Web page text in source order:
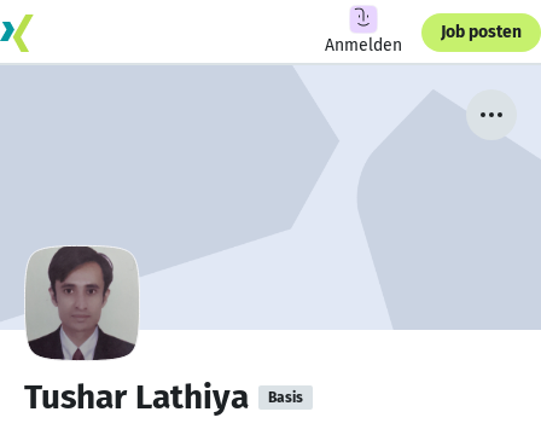
Anmelden
Job posten
Tushar Lathiya Basis